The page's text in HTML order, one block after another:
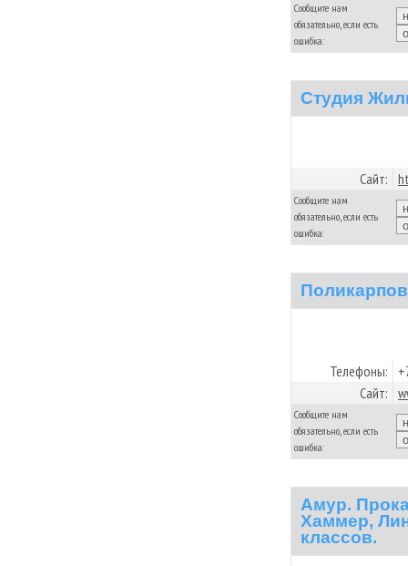
Сообщите нам
обязательно, если есть
ошибка:
Студия
Сайт:
Сообщите нам
обязательно, если есть
ошибка:
Телефоны:
Сайт:
Сообщите нам
обязательно, если есть
ошибка:
Амур.
Хаммер,
классов.